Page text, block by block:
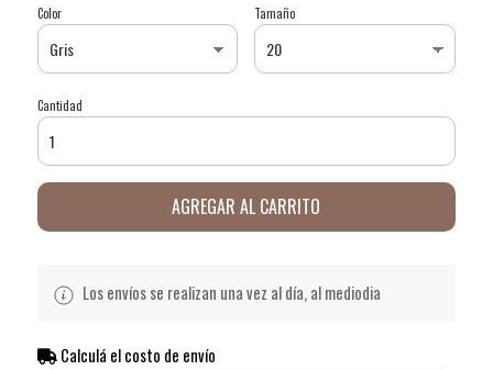
Color Tamaño
Cantidad
AGREGAR AL CARRITO
Los envíos se realizan una vez al día, al mediodia
Calculá el costo de envío